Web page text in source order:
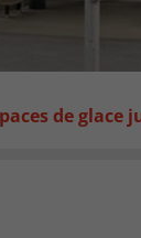
de glace